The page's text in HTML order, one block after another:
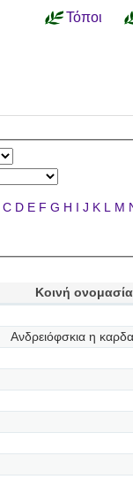
Τόποι
C D E F G H I J K L M
Κοινή ονομασία
Ανδρειόφσκια η